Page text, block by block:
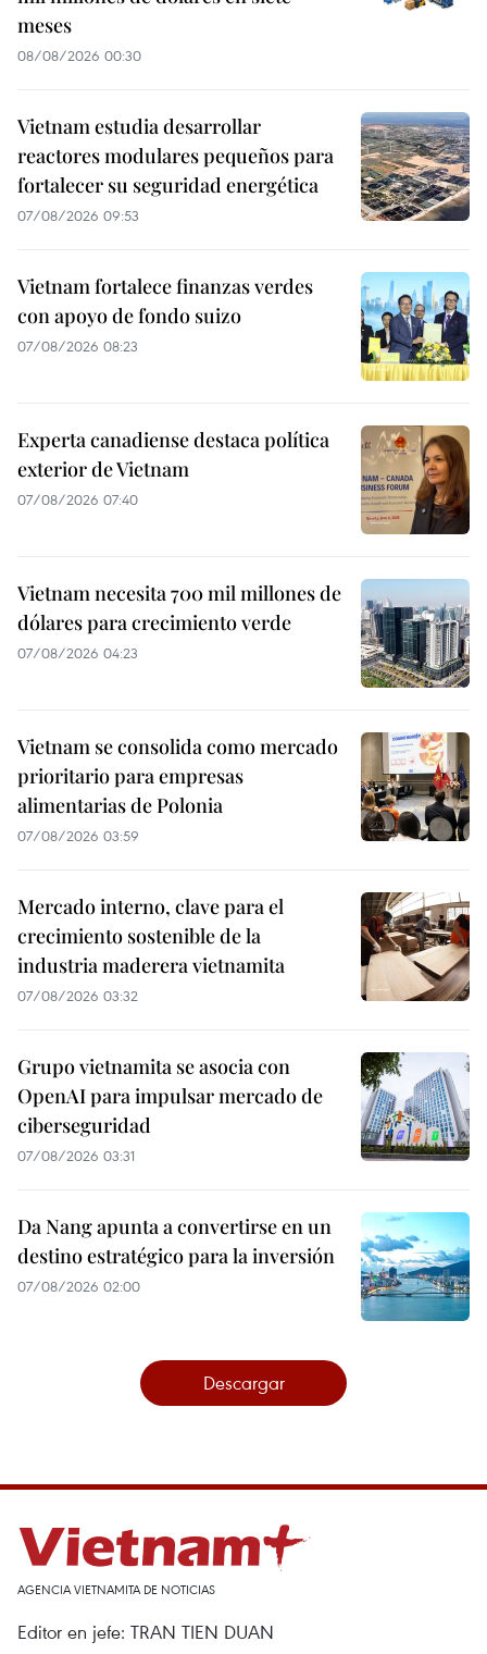
meses
08/08/2026 00:30
Vietnam estudia desarrollar
reactores modulares pequeños para
fortalecer su seguridad energética
07/08/2026 09:53
Vietnam fortalece finanzas verdes
con apoyo de fondo suizo
07/08/2026 08:23
Experta canadiense destaca política
exterior de Vietnam
07/08/2026 07:40
Vietnam necesita 700 mil millones de
dólares para crecimiento verde
07/08/2026 04:23
Vietnam se consolida como mercado
prioritario para empresas
alimentarias de Polonia
07/08/2026 03:59
Mercado interno, clave para el
crecimiento sostenible de la
industria maderera vietnamita
07/08/2026 03:32
Grupo vietnamita se asocia con
OpenAI para impulsar mercado de
ciberseguridad
07/08/2026 03:31
Da Nang apunta a convertirse en un
destino estratégico para la inversión
07/08/2026 02:00
Descargar
AGENCIA VIETNAMITA DE NOTICIAS
Editor en jefe: TRAN TIEN DUAN